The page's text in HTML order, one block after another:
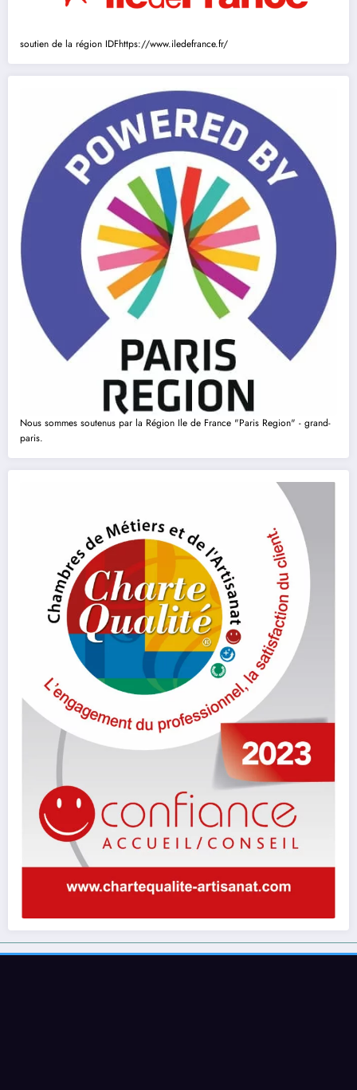
soutien de la région IDFhttps://www.iledefrance.fr/
Nous sommes soutenus par la Région Ile de France "Paris Region" - grand-
paris.